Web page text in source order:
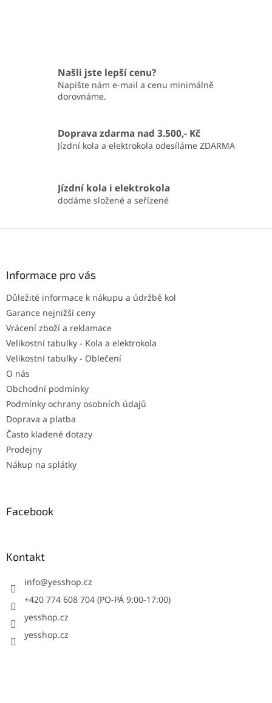
Našli jste lepší cenu?
Napište nám e-mail a cenu minimálně
dorovnáme.
Doprava zdarma nad 3.500,- Kč
Jízdní kola a elektrokola odesíláme ZDARMA
Jízdní kola i elektrokola
dodáme složené a seřízené
Informace pro vás
Důležité informace k nákupu a údržbě kol
Garance nejnižší ceny
Vrácení zboží a reklamace
Velikostní tabulky - Kola a elektrokola
Velikostní tabulky - Oblečení
O nás
Obchodní podmínky
Podmínky ochrany osobních údajů
Doprava a platba
Často kladené dotazy
Prodejny
Nákup na splátky
Facebook
Kontakt
info@yesshop.cz
+420 774 608 704 (PO-PÁ 9:00-17:00)
yesshop.cz
yesshop.cz